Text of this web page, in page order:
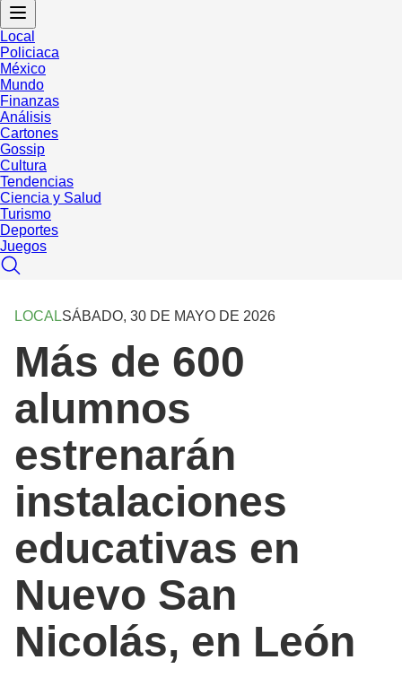
Local
Policiaca
México
Mundo
Finanzas
Análisis
Cartones
Gossip
Cultura
Tendencias
Ciencia y Salud
Turismo
Deportes
Juegos
LOCALSÁBADO, 30 DE MAYO DE 2026
Más de 600
alumnos
estrenarán
instalaciones
educativas en
Nuevo San
Nicolás, en León